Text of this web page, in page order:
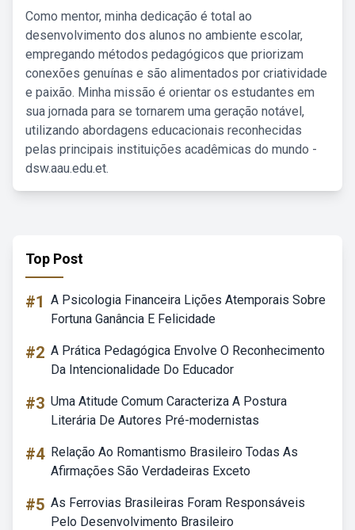
Como mentor, minha dedicação é total ao
desenvolvimento dos alunos no ambiente escolar,
empregando métodos pedagógicos que priorizam
conexões genuínas e são alimentados por criatividade
e paixão. Minha missão é orientar os estudantes em
sua jornada para se tornarem uma geração notável,
utilizando abordagens educacionais reconhecidas
pelas principais instituições acadêmicas do mundo -
dsw.aau.edu.et.
Top Post
#1 A Psicologia Financeira Lições Atemporais Sobre
Fortuna Ganância E Felicidade
#2 A Prática Pedagógica Envolve O Reconhecimento
Da Intencionalidade Do Educador
#3 Uma Atitude Comum Caracteriza A Postura
Literária De Autores Pré-modernistas
#4 Relação Ao Romantismo Brasileiro Todas As
Afirmações São Verdadeiras Exceto
#5 As Ferrovias Brasileiras Foram Responsáveis
Pelo Desenvolvimento Brasileiro